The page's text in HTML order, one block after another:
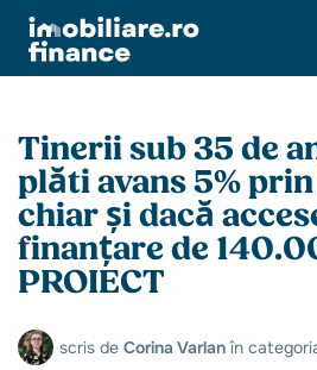
Tinerii sub 35 de
plăti avans 5%
chiar și dacă
finanțare de
PROIECT
scris de Corina Varlanîn